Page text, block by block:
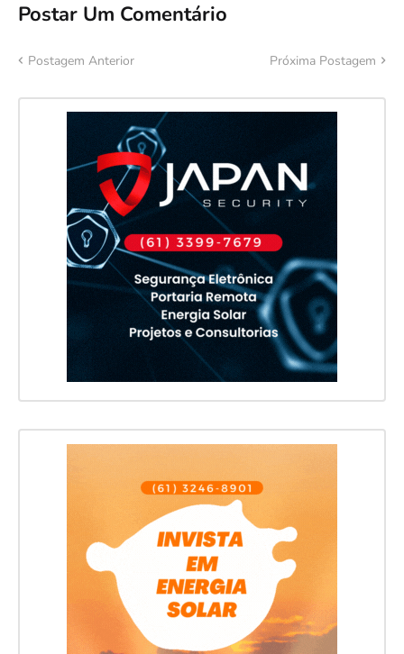
Postar Um Comentário
Postagem Anterior Próxima Postagem